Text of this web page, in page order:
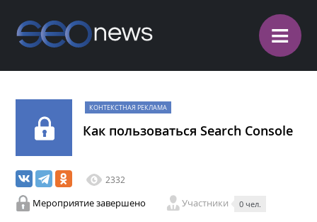
≡
КОНТЕКСТНАЯ РЕКЛАМА
Как пользоваться Search Console
2332
Мероприятие завершено Участники 0 чел.